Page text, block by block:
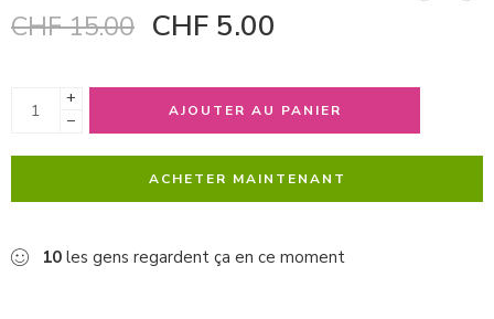
CHF15.00 CHF 5.00
+
−
AJOUTER AU PANIER
ACHETER MAINTENANT
10 les gens regardent ça en ce moment